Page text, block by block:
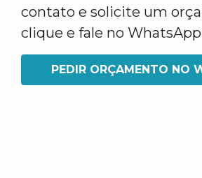
contato e solicite um
clique e fale no
PEDIR ORÇAMENTO NO